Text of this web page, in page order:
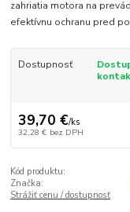
zahriatia motora na
efektívnu ochranu pred
Dostupnosť
39,70 €/ks
32,28 € bez DPH
Kód produktu:
Značka:
Strážiť cenu / dostupnosť